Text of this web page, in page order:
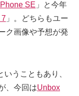
SE 」と今年
」。どちらもユー
ク画像や予想が発
うこともあり、
、今回はUnbox